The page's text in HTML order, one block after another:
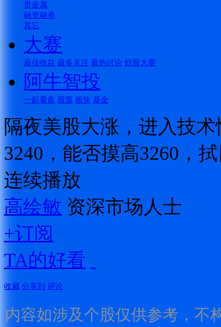
贵金属
融资融券
其它
大赛
最佳收益 最多关注 最热讨论 炒股大赛
阿牛智投
一起看盘 股票 板块 基金
隔夜美股大涨，进入技
3240，能否摸高3260，
连续播放
高绘敏 资深市场人士
+订阅
TA的好看
收藏 分享到 评论
内容如涉及个股仅供参考，不